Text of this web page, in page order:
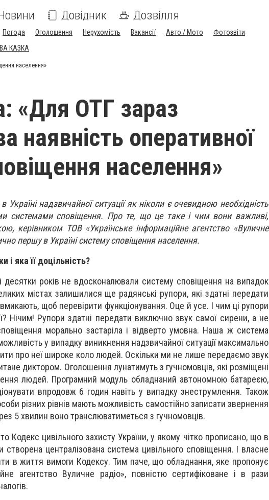
Довідник Дозвілля
Погода Оголошення Нерухомість Вакансії Авто / Мото
Фотозвіти
КАЗКА
населення»
«Для ОТГ зараз
наявність оперативної
населення»
Україні надзвичайної ситуації як ніколи є очевидною необхідність
системами сповіщення. Про те, що це таке і чим вони важливі,
керівником ТОВ «Українське інформаційне агентство «Вуличне
першу в Україні систему сповіщення населення.
і яка її доцільність?
десятки років не вдосконалювали систему сповіщення на випадок
містах залишилися ще радянські рупори, які здатні передати
щоб перевірити функціонування. Оце й усе. І чим ці рупори
Нічим! Рупори здатні передати виключно звук самої сирени, а не
морально застаріла і відверто умовна. Наша ж система
у випадку виникнення надзвичайної ситуації максимально
про неї широке коло людей. Оскільки ми не лише передаємо звук
диктором. Оголошення лунатимуть з гучномовців, які розміщені
людей. Програмний модуль обладнаний автономною батареєю,
впродовж 6 годин навіть у випадку знеструмлення. Також
різних рівнів мають можливість самостійно записати звернення
5 хвилин воно транслюватиметься з гучномовців.
Кодекс цивільного захисту України, у якому чітко прописано, що в
створена централізована система цивільного сповіщення. І власне
в життя вимоги Кодексу. Тим паче, що обладнання, яке пропонує
агентство Вуличне радіо», повністю сертифіковане і в рази